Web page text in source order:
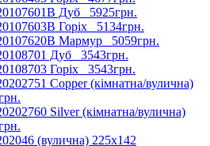
Дуб 5925грн.
Горіх 5134грн.
Мармур 5059грн.
Дуб 3543грн.
Горіх 3543грн.
Copper (кімнатна/вулична)
Silver (кімнатна/вулична)
(вулична) 225x142